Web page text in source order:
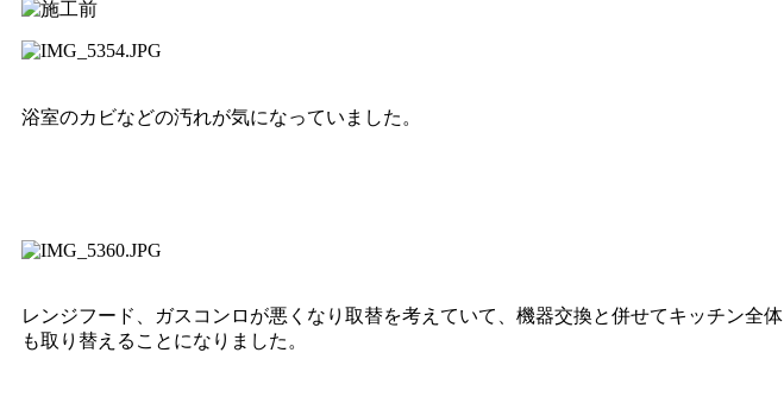
浴室のカビなどの汚れが気になっていました。
レンジフード、ガスコンロが悪くなり取替を考えていて、機器交換と併せてキッチン全体
も取り替えることになりました。